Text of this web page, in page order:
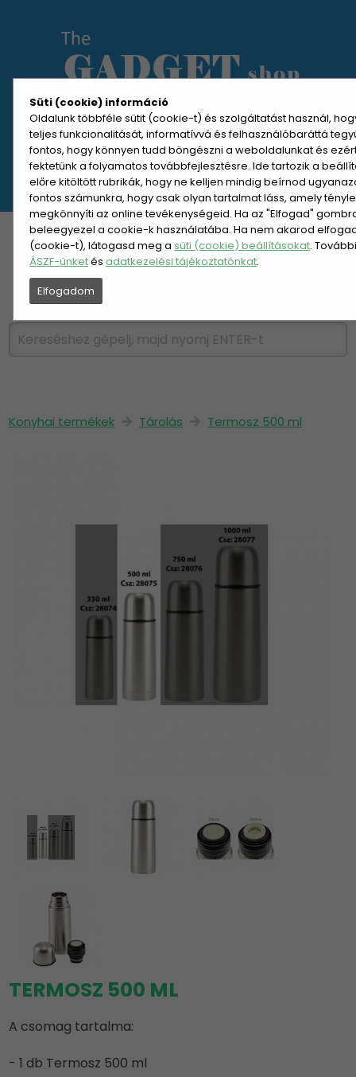
Süti (cookie) információ
Oldalunk többféle sütit (cookie-t) és szolgáltatást használ,
teljes funkcionalitását, informatívvá és felhasználóbaráttá
fontos, hogy könnyen tudd böngészni a weboldalunkat és
fektetünk a folyamatos továbbfejlesztésre. Ide tartozik a
előre kitöltött rubrikák, hogy ne kelljen mindig beírnod
fontos számunkra, hogy csak olyan tartalmat láss, amely
megkönnyíti az online tevékenységeid. Ha az "Elfogad"
beleegyezel a cookie-k használatába. Ha nem akarod
(cookie-t), látogasd meg asüti (cookie) beállításokat.
ÁSZF-ünketésadatkezelési tájékoztatónkat.
Elfogadom
MENÜ MEGNYITÁSA
REGISZTRÁCIÓ BELÉPÉS
KATEGÓRIÁK HETI AJÁNLAT
ÚJDONSÁGOK NÉPSZERŰ
Konyhai termékek Tárolás Termosz 500 ml
TERMOSZ 500 ML
A csomag tartalma:
- 1 db Termosz 500 ml